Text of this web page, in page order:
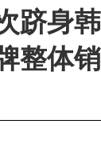
跻身
整体